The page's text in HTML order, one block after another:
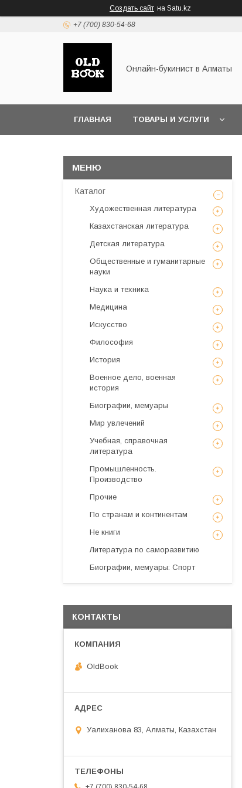
Создать сайт на Satu.kz
+7 (700) 830-54-68
Онлайн-букинист в Алматы
ГЛАВНАЯ ТОВАРЫ И УСЛУГИ
Каталог
Художественная литература
Казахстанская литература
Детская литература
Общественные и гуманитарные
науки
Наука и техника
Медицина
Искусствo
Философия
История
Военное дело, военная
история
Биографии, мемуары
Мир увлечений
Учебная, справочная
литература
Промышленность.
Производство
Прочие
По странам и континентам
Не книги
Литература по саморазвитию
Биографии, мемуары: Спорт
КОНТАКТЫ
OldBook
Уалиханова 83, Алматы, Казахстан